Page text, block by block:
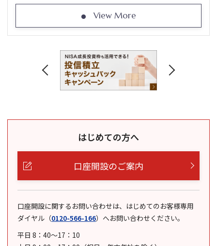
View More
はじめての方へ
口座開設のご案内
口座開設に関するお問い合わせは、はじめてのお客様専用
ダイヤル （0120-566-166） へお問い合わせください。
平日 8：40～17：10